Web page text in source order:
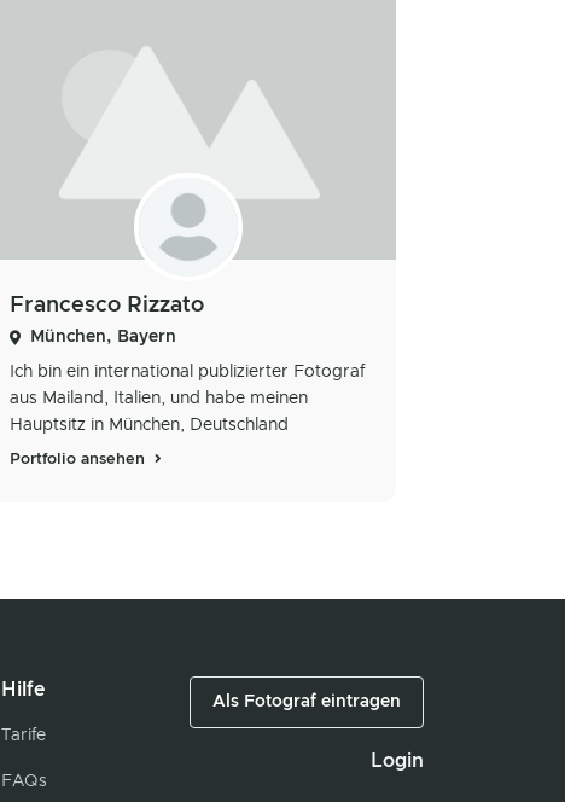
Francesco Rizzato
München, Bayern
Ich bin ein international publizierter Fotograf
aus Mailand, Italien, und habe meinen
Hauptsitz in München, Deutschland
Portfolio ansehen
Hilfe
Tarife
FAQs
Als Fotograf eintragen
Login